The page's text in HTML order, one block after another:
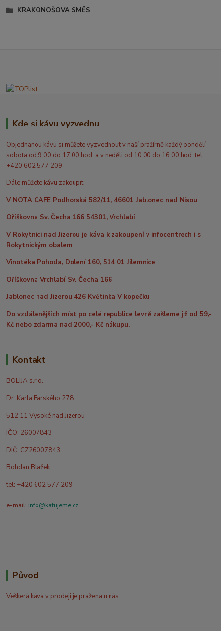
KRAKONOŠOVA SMĚS
Kde si kávu vyzvednu
Objednanou kávu si můžete vyzvednout v naší pražírně každý pondělí -
sobota od 9:00 do 17:00 hod. a v neděli od 10:00 do 16:00 hod. tel.
+420 602 577 209
Dále můžete kávu zakoupit:
V NOTA CAFE Podhorská 582/11, 46601 Jablonec nad Nisou
Oříškovna Sv. Čecha 166 54301, Vrchlabí
V Rokytnici nad Jizerou je káva k zakoupení v infocentrech i s
Rokytnickým obalem
Vinotéka Pohoda, Dolení 160, 514 01 Jilemnice
Oříškovna Vrchlabí Sv. Čecha 166
Jablonec nad Jizerou 426 Květinka V kopečku
Do vzdálenějších míst po celé republice levně zašleme již od 59,-
Kč nebo zdarma nad 2000,- Kč nákupu.
Kontakt
BOLIJA s.r.o.
Dr. Karla Farského 278
512 11 Vysoké nad Jizerou
IČO: 26007843
DIČ: CZ26007843
Bohdan Blažek
tel: +420 602 577 209
e-mail: info@kafujeme.cz
Původ
Veškerá káva v prodeji je pražena u nás